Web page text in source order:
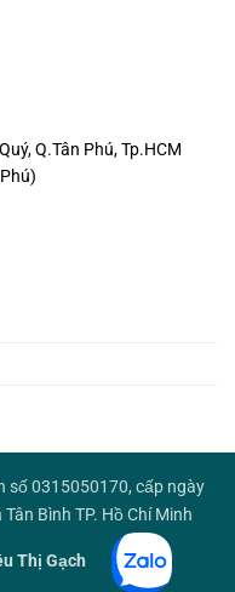
Q.Tân Phú, Tp.HCM
số 0315050170, cấp ngày
Bình TP. Hồ Chí Minh
Thị Gạch